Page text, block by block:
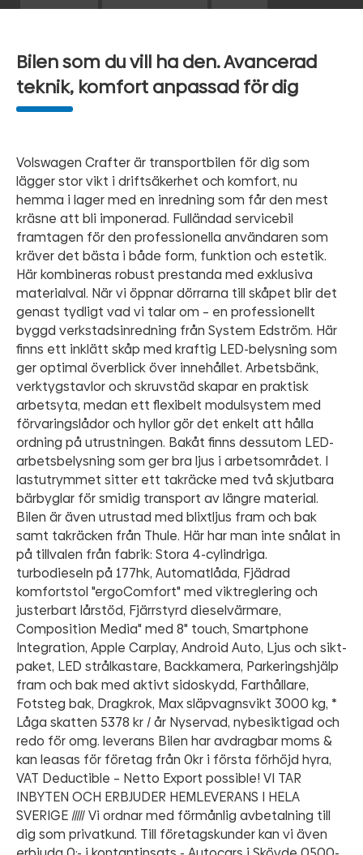
Bilen som du vill ha den. Avancerad
teknik, komfort anpassad för dig
Volswagen Crafter är transportbilen för dig som
lägger stor vikt i driftsäkerhet och komfort, nu
hemma i lager med en inredning som får den mest
kräsne att bli imponerad. Fulländad servicebil
framtagen för den professionella användaren som
kräver det bästa i både form, funktion och estetik.
Här kombineras robust prestanda med exklusiva
materialval. När vi öppnar dörrarna till skåpet blir det
genast tydligt vad vi talar om – en professionellt
byggd verkstadsinredning från System Edström. Här
finns ett inklätt skåp med kraftig LED-belysning som
ger optimal överblick över innehållet. Arbetsbänk,
verktygstavlor och skruvstäd skapar en praktisk
arbetsyta, medan ett flexibelt modulsystem med
förvaringslådor och hyllor gör det enkelt att hålla
ordning på utrustningen. Bakåt finns dessutom LED-
arbetsbelysning som ger bra ljus i arbetsområdet. I
lastutrymmet sitter ett takräcke med två skjutbara
bärbyglar för smidig transport av längre material.
Bilen är även utrustad med blixtljus fram och bak
samt takräcken från Thule. Här har man inte snålat in
på tillvalen från fabrik: Stora 4-cylindriga.
turbodieseln på 177hk, Automatlåda, Fjädrad
komfortstol "ergoComfort" med viktreglering och
justerbart lårstöd, Fjärrstyrd dieselvärmare,
Composition Media" med 8" touch, Smartphone
Integration, Apple Carplay, Android Auto, Ljus och sikt-
paket, LED strålkastare, Backkamera, Parkeringshjälp
fram och bak med aktivt sidoskydd, Farthållare,
Fotsteg bak, Dragkrok, Max släpvagnsvikt 3000 kg, *
Låga skatten 5378 kr / år Nyservad, nybesiktigad och
redo för omg. leverans Bilen har avdragbar moms &
kan leasas för företag från 0kr i första förhöjd hyra,
VAT Deductible – Netto Export possible! VI TAR
INBYTEN OCH ERBJUDER HEMLEVERANS I HELA
SVERIGE ///// Vi ordnar med förmånlig avbetalning till
dig som privatkund. Till företagskunder kan vi även